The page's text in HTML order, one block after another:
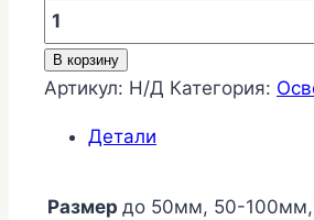
Количество
товара
Внутренняя
вклейка
кольца
В корзину
Артикул: Н/Д Категория:
Детали
Размер до 50мм, 50-